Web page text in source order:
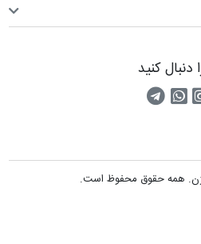
رسان واتس اپ
تلگرام